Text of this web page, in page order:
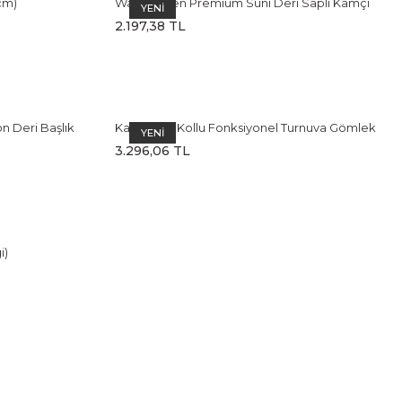
YENİ
(Black)
2.197,38 TL
Deri Başlık YENİ
Kadın Kısa Kollu Fonksiyonel Turnuva Gömlek
3.296,06 TL